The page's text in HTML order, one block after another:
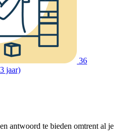
36
jaar)
antwoord te bieden omtrent al je